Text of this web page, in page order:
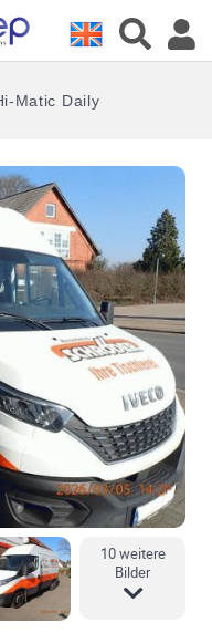
Matic Daily
10 weitere
Bilder